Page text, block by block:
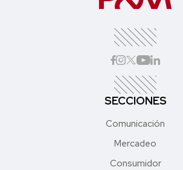
SECCIONES
Comunicación
Mercadeo
Consumidor